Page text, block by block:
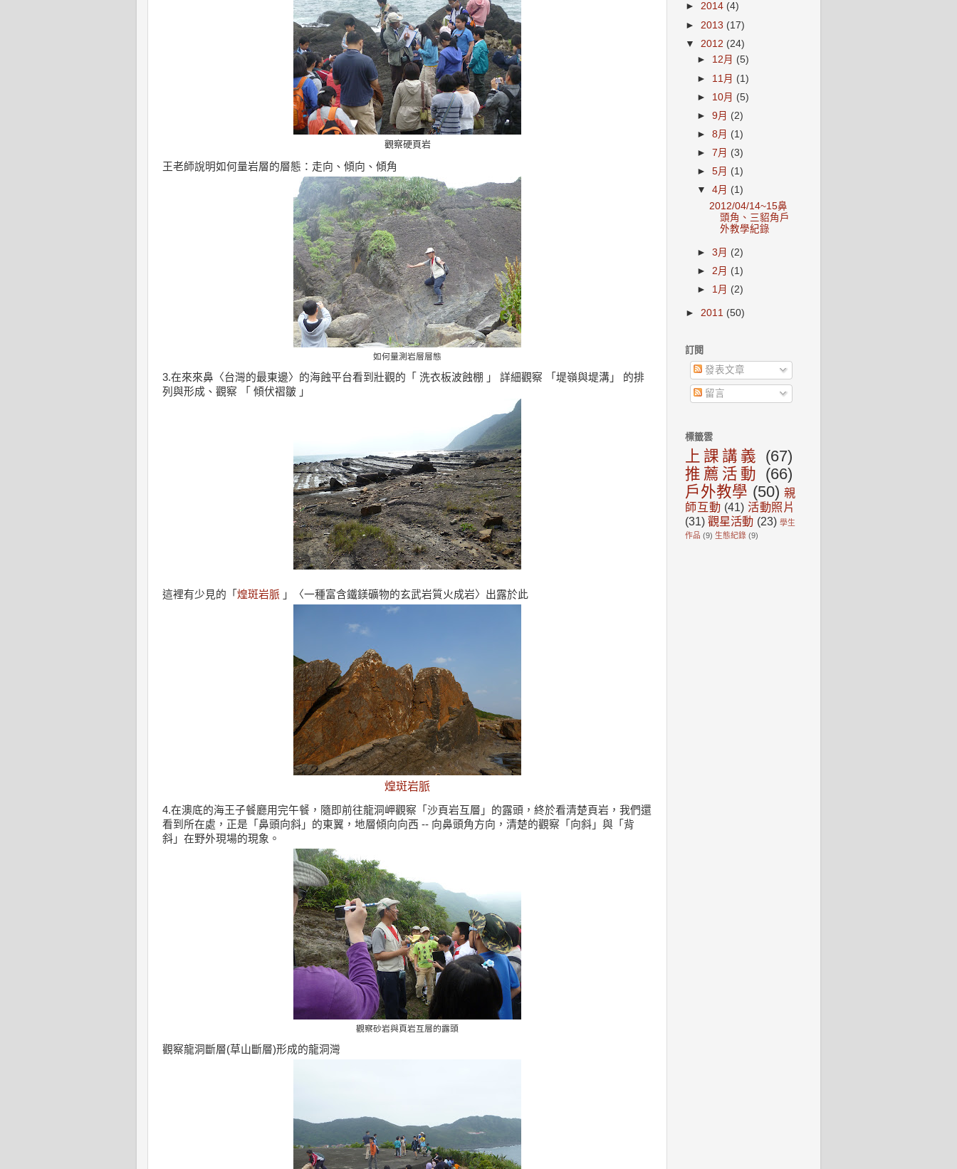
觀察硬頁岩
王老師說明如何量岩層的層態：走向、傾向、傾角
如何量測岩層層態
3.在來來鼻〈台灣的最東邊〉的海蝕平台看到壯觀的「 洗衣板波蝕棚 」 詳細觀察 「 堤嶺與堤溝 」 的排
列與形成 、觀察 「 傾伏褶皺 」
這裡有少見的 「 煌斑岩脈 」〈一種富含鐵鎂礦物的玄武岩質火成岩〉出露於此
煌斑岩脈
4.在澳底的海王子餐廳用完午餐，隨即前往龍洞岬觀察「沙頁岩互層」的露頭，終於看清楚頁岩，我們還
看到所在處，正是「鼻頭向斜」的東翼，地層傾向向西 -- 向鼻頭角方向，清楚的觀察「向斜」與「背
斜」在野外現場的現象。
觀察砂岩與頁岩互層的露頭
觀察龍洞斷層(草山斷層)形成的龍洞灣
► 2014 (4)
► 2013 (17)
▼ 2012 (24)
► 12月 (5)
► 11月 (1)
► 10月 (5)
►9月 (2)
►8月 (1)
►7月 (3)
►5月 (1)
▼4月 (1)
2012/04/14~15鼻
頭角、三貂角戶
外教學紀錄
►3月 (2)
►2月 (1)
► 1月 (2)
► 2011 (50)
訂閱
發表文章
留言
標籤雲
上課講義 (67)
推薦活動 (66)
戶外教學 (50) 親
師互動 (41) 活動照片
(31) 觀星活動 (23) 學生
作品 (9) 生態紀錄 (9)